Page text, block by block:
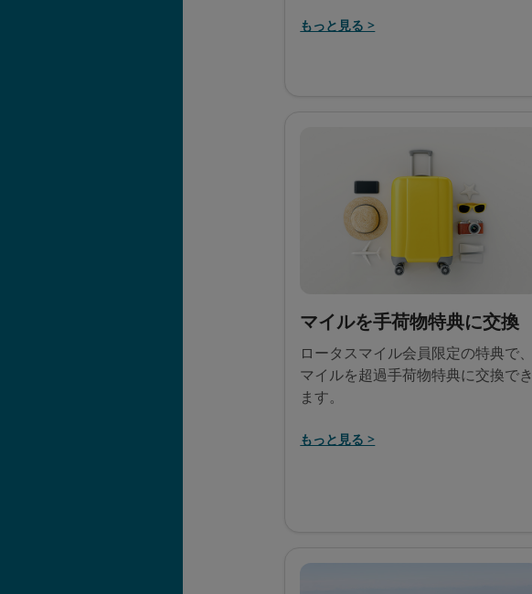
もっと見る >
マイルを手荷物特典に交換
ロータスマイル会員限定の特典で、
マイルを超過手荷物特典に交換でき
ます。
もっと見る >